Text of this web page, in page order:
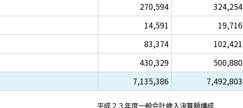
270,594 324,254
14,591 19,716
83,374 102,421
430,329 500,880
7,135,386 7,492,803
平成２３年度一般会計歳入決算額構成